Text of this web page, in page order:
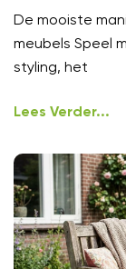
De mooiste
meubels Speel
styling, het
Lees Verder...